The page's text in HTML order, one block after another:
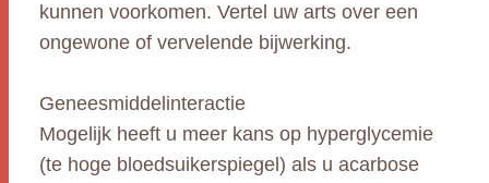
kunnen voorkomen. Vertel uw arts over een
ongewone of vervelende bijwerking.
Geneesmiddelinteractie
Mogelijk heeft u meer kans op hyperglycemie
(te hoge bloedsuikerspiegel) als u acarbose